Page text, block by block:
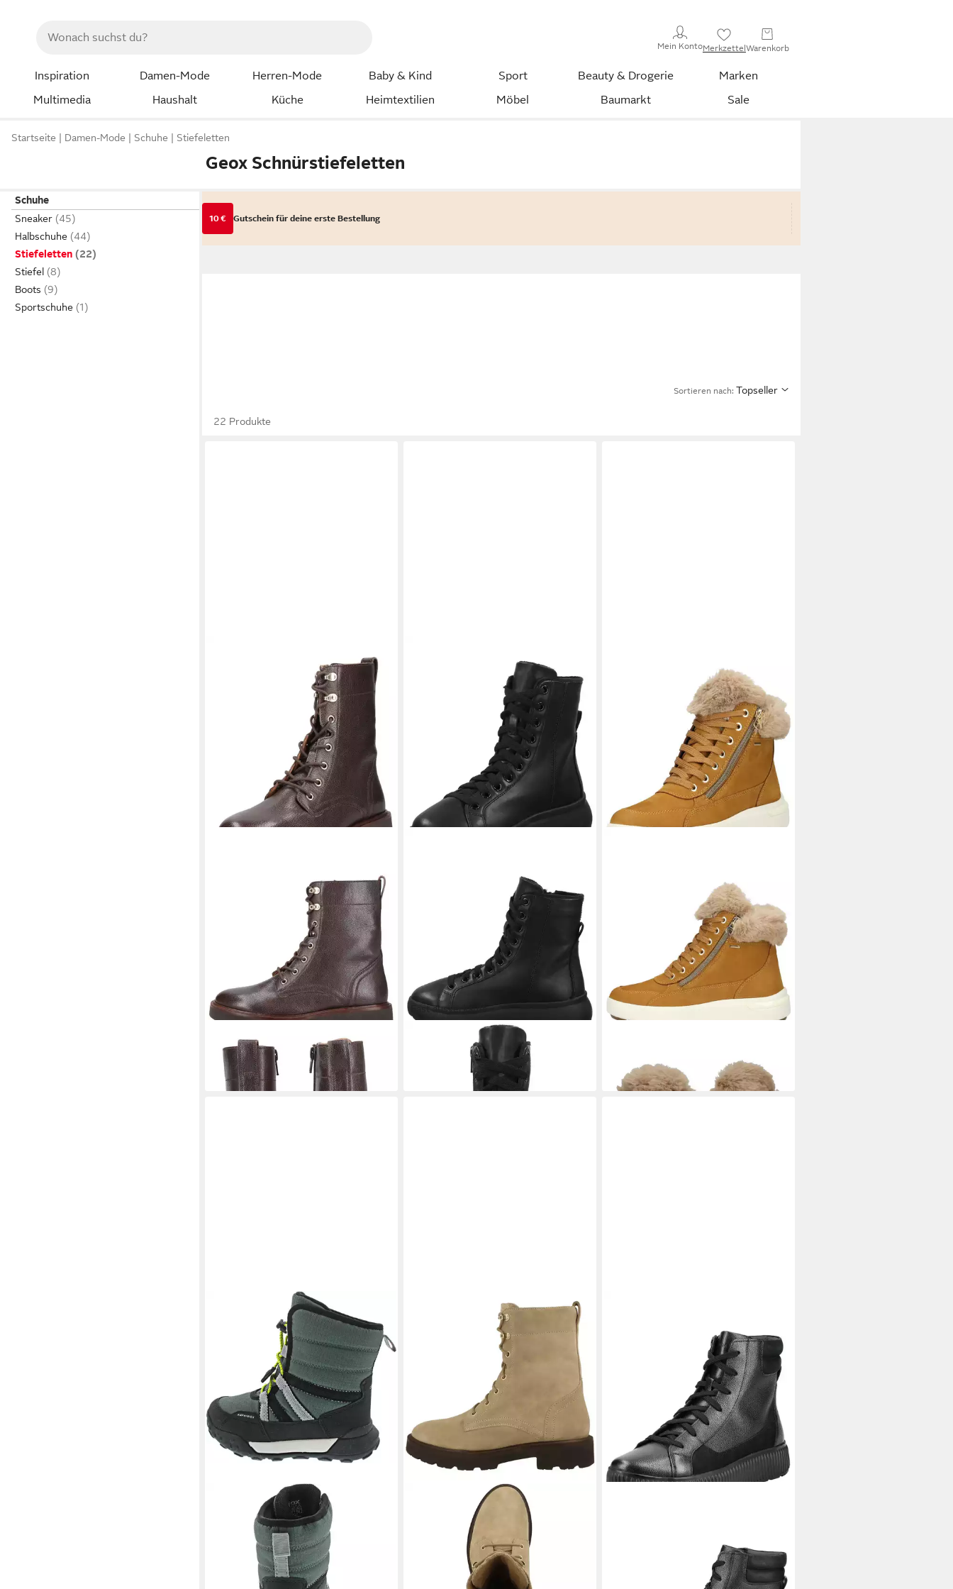
Mein KontoMerkzettelWarenkorb
Inspiration Damen-Mode Herren-Mode Baby & Kind Sport Beauty & Drogerie
Marken
Multimedia
Haushalt Küche Heimtextilien Möbel Baumarkt Sale
Startseite Damen-Mode Schuhe Stiefeletten
Geox Schnürstiefeletten
Schuhe
Sneaker
Halbschuhe
Stiefeletten
Stiefel
Boots
Sportschuhe
10 € Gutschein für deine erste Bestellung
Sortieren nach: Topseller
22 Produkte
GEOXGeox Stiefelette Leder
Schnürstiefelette
165,00 €
Fast ausverkauft
Geox Stiefelette Leder
Schnürstiefelette
170,00 €